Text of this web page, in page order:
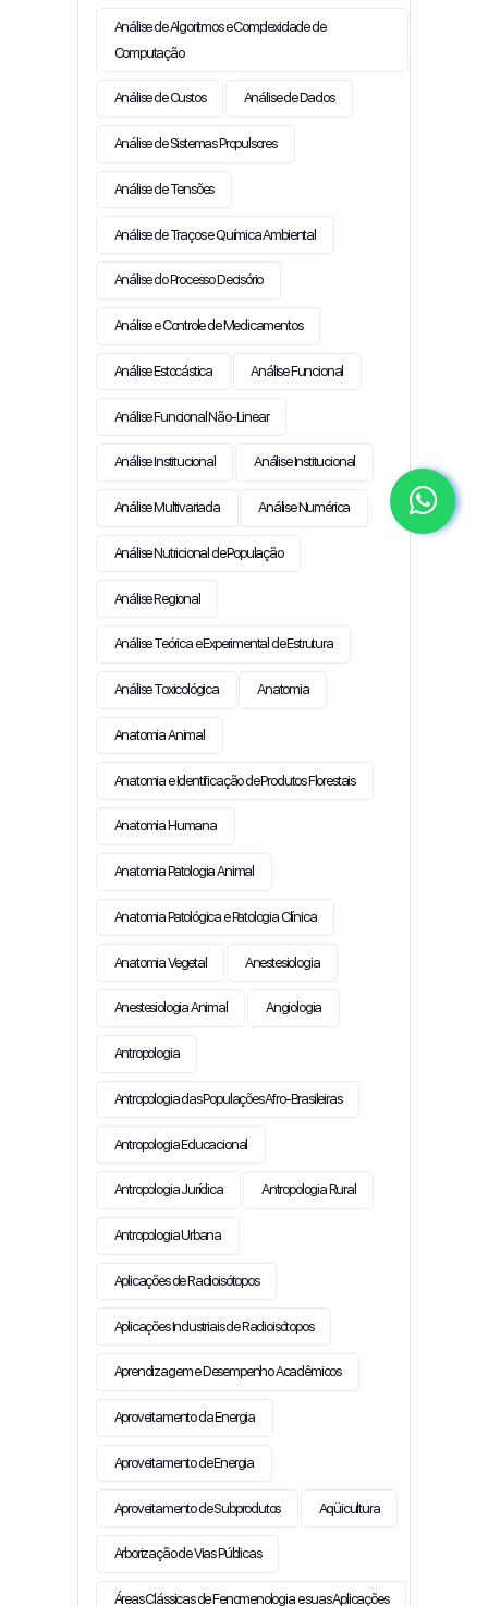
Análise de Algoritmos e Complexidade de
Computação
Análise de Custos Análise de Dados
Análise de Sistemas Propulsores
Análise de Tensões
Análise de Traços e Química Ambiental
Análise do Processo Decisório
Análise e Controle de Medicamentos
Análise Estocástica Análise Funcional
Análise Funcional Não-Linear
Análise Institucional Análise Institucional
Análise Multivariada Análise Numérica
Análise Nutricional de População
Análise Regional
Análise Teórica e Experimental de Estrutura
Análise Toxicológica Anatomia
Anatomia Animal
Anatomia e Identificação de Produtos Florestais
Anatomia Humana
Anatomia Patologia Animal
Anatomia Patológica e Patologia Clínica
Anatomia Vegetal Anestesiologia
Anestesiologia Animal Angiologia
Antropologia
Antropologia das Populações Afro-Brasileiras
Antropologia Educacional
Antropologia Jurídica Antropologia Rural
Antropologia Urbana
Aplicações de Radioisótopos
Aplicações Industriais de Radioisótopos
Aprendizagem e Desempenho Acadêmicos
Aproveitamento da Energia
Aproveitamento de Energia
Aproveitamento de Subprodutos Aqüicultura
Arborização de Vias Públicas
Áreas Clássicas de Fenomenologia e suas Aplicações